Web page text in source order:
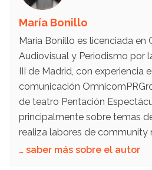
María Bonillo
María Bonillo es licenciada en
Audiovisual y Periodismo por
III de Madrid, con experiencia
comunicación
de teatro Pentación
principalmente sobre temas
realiza labores de community
… saber más sobre el autor